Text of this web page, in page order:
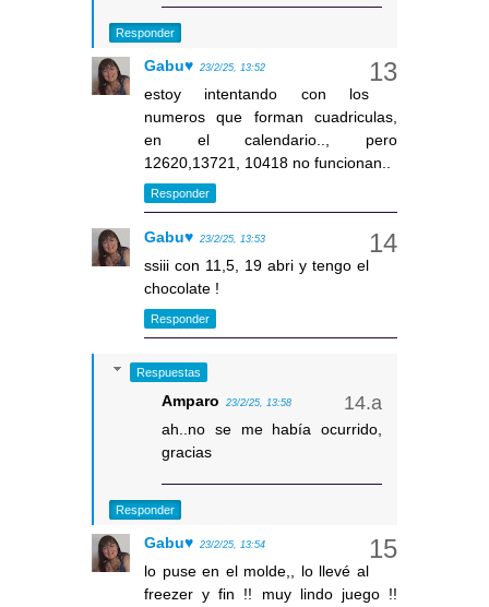
Responder
Gabu♥ 23/2/25, 13:52
estoy intentando con los
numeros que forman cuadriculas,
en el calendario.., pero
12620,13721, 10418 no funcionan..
Responder
Gabu♥ 23/2/25, 13:53
ssiii con 11,5, 19 abri y tengo el
chocolate !
Responder
Respuestas
Amparo 23/2/25, 13:58
ah..no se me había ocurrido,
gracias
Responder
Gabu♥ 23/2/25, 13:54
lo puse en el molde,, lo llevé al
freezer y fin !! muy lindo juego !!